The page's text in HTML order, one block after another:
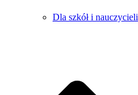
Dla szkół i nauczycieli